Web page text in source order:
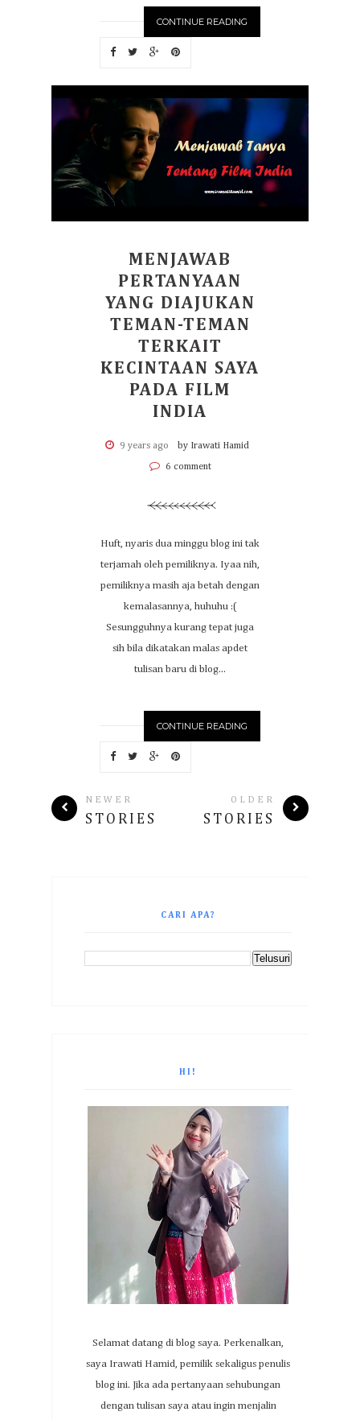
CONTINUE READING
MENJAWAB
PERTANYAAN
YANG DIAJUKAN
TEMAN-TEMAN
TERKAIT
KECINTAAN SAYA
PADA FILM
INDIA
9 years ago by Irawati Hamid
6 comment
Huft, nyaris dua minggu blog ini tak
terjamah oleh pemiliknya. Iyaa nih,
pemiliknya masih aja betah dengan
kemalasannya, huhuhu :(
Sesungguhnya kurang tepat juga
sih bila dikatakan malas apdet
tulisan baru di blog...
CONTINUE READING
NEWER
STORIES
OLDER
STORIES
CARI APA?
HI!
Selamat datang di blog saya. Perkenalkan,
saya Irawati Hamid, pemilik sekaligus penulis
blog ini. Jika ada pertanyaan sehubungan
dengan tulisan saya atau ingin menjalin